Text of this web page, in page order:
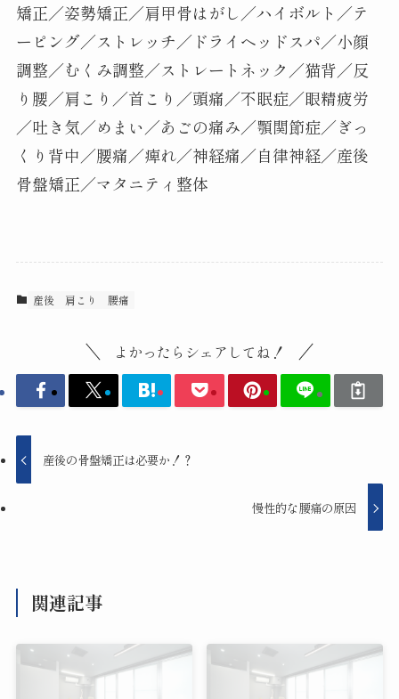
矯正／姿勢矯正／肩甲骨はがし／ハイボルト／テ
ーピング／ストレッチ／ドライヘッドスパ／小顔
調整／むくみ調整／ストレートネック／猫背／反
り腰／肩こり／首こり／頭痛／不眠症／眼精疲労
／吐き気／めまい／あごの痛み／顎関節症／ぎっ
くり背中／腰痛／痺れ／神経痛／自律神経／産後
骨盤矯正／マタニティ整体
産後 肩こり 腰痛
よかったらシェアしてね！
産後の骨盤矯正は必要か！？
慢性的な腰痛の原因
関連記事